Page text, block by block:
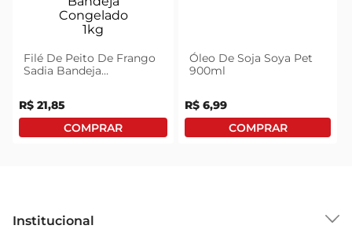
Filé De Peito De Frango
Sadia Bandeja
R$ 21,85
Óleo De Soja Soya Pet
900ml
R$ 6,99
Institucional